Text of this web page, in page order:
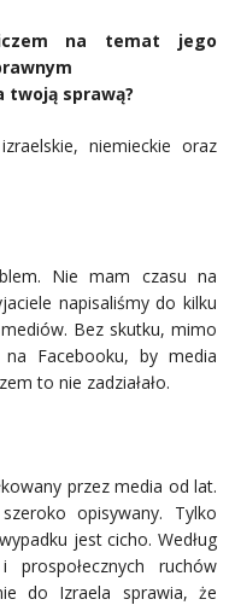
na temat jego
twoją sprawą?
niemieckie oraz
Nie mam czasu na
napisaliśmy do kilku
Bez skutku, mimo
na Facebooku, by media
to nie zadziałało.
przez media od lat.
opisywany. Tylko
jest cicho. Według
ruchów
do Izraela sprawia, że